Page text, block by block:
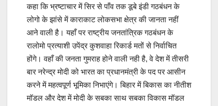
कहा कि भ्रष्टाचार में सिर से पाँव तक डूबे इंडी गठबंधन के
लोगो के झांसे में काराकाट लोकसभा क्षेत्र की जानता नहीं
आने वाली है। यहाँ पर राष्ट्रीय जनतांत्रिक गठबंधन के
रालोमो प्रत्याशी उपेंद्र कुशवाहा रिकार्ड मतों से निर्वाचित
होंगे। वहाँ की जनता गुमराह होने वाली नही है, वे देश में तीसरी
बार नरेन्द्र मोदी को भारत का प्रधानमंत्री के पद पर आसीन
करने में महत्वपूर्ण भूमिका निभाएंगे। बिहार में बिकास का नीतीश
मॉडल और देश में मोदी के सबका साथ सबका विकास मॉडल